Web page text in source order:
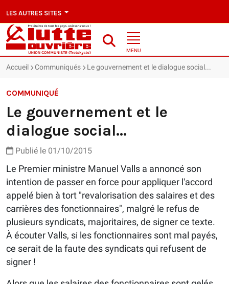
LES AUTRES SITES
MENU
Accueil Communiqués Le gouvernement et le dialogue social...
COMMUNIQUÉ
Le gouvernement et le
dialogue social...
Publié le 01/10/2015
Le Premier ministre Manuel Valls a annoncé son
intention de passer en force pour appliquer l'accord
appelé bien à tort "revalorisation des salaires et des
carrières des fonctionnaires", malgré le refus de
plusieurs syndicats, majoritaires, de signer ce texte.
À écouter Valls, si les fonctionnaires sont mal payés,
ce serait de la faute des syndicats qui refusent de
signer !